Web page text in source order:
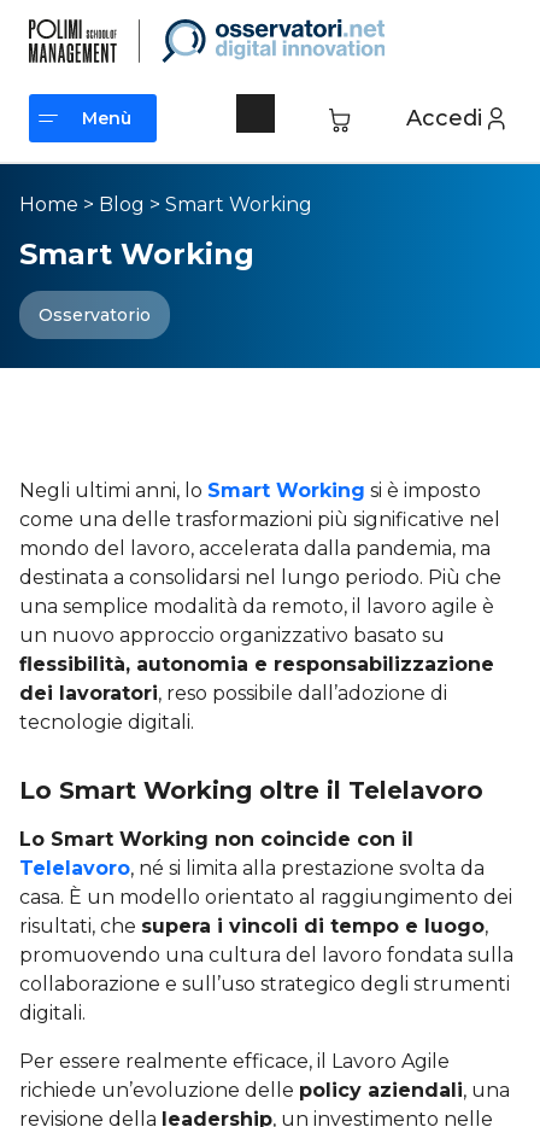
Accedi
Menù
Menù
Home > Blog > Smart Working
Smart Working
Osservatorio
Negli ultimi anni, lo Smart Working si è imposto
come una delle trasformazioni più significative nel
mondo del lavoro, accelerata dalla pandemia, ma
destinata a consolidarsi nel lungo periodo. Più che
una semplice modalità da remoto, il lavoro agile è
un nuovo approccio organizzativo basato su
flessibilità, autonomia e responsabilizzazione
dei lavoratori, reso possibile dall’adozione di
tecnologie digitali.
Lo Smart Working oltre il Telelavoro
Lo Smart Working non coincide con il
Telelavoro, né si limita alla prestazione svolta da
casa. È un modello orientato al raggiungimento dei
risultati, che supera i vincoli di tempo e luogo,
promuovendo una cultura del lavoro fondata sulla
collaborazione e sull’uso strategico degli strumenti
digitali.
Per essere realmente efficace, il Lavoro Agile
richiede un’evoluzione delle policy aziendali, una
revisione della leadership, un investimento nelle